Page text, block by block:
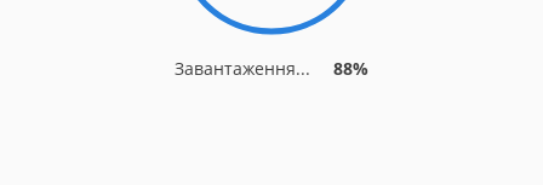
Завантаження... 88%